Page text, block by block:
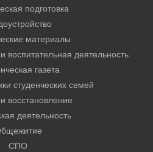
подготовка
материалы
деятельность
газета
студенческих семей
восстановление
деятельность
СПО